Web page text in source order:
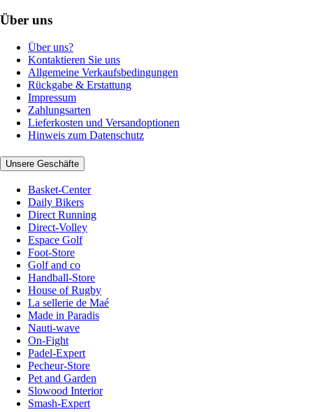
Über uns
Über uns?
Kontaktieren Sie uns
Allgemeine Verkaufsbedingungen
Rückgabe & Erstattung
Impressum
Zahlungsarten
Lieferkosten und Versandoptionen
Hinweis zum Datenschutz
Unsere Geschäfte
Basket-Center
Daily Bikers
Direct Running
Direct-Volley
Espace Golf
Foot-Store
Golf and co
Handball-Store
House of Rugby
La sellerie de Maé
Made in Paradis
Nauti-wave
On-Fight
Padel-Expert
Pecheur-Store
Pet and Garden
Slowood Interior
Smash-Expert